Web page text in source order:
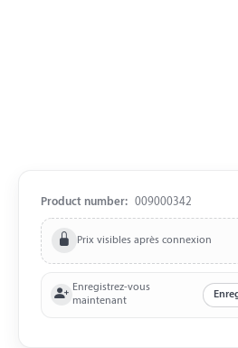
Product number: 009000342
Prix visibles après connexion
Enregistrez-vous
maintenant